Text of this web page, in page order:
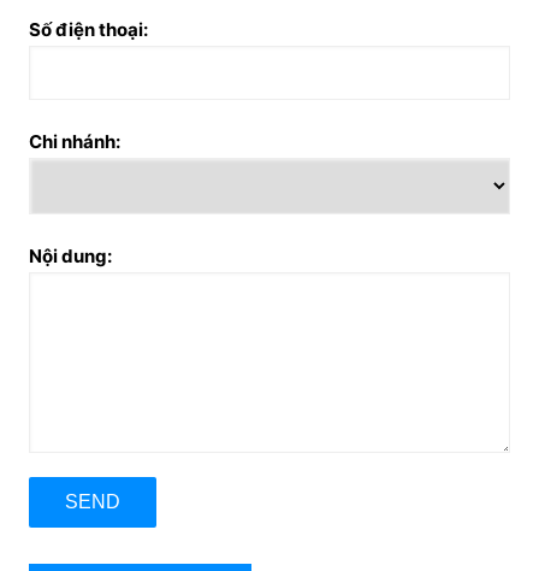
Số điện thoại:
Chi nhánh:
Nội dung: